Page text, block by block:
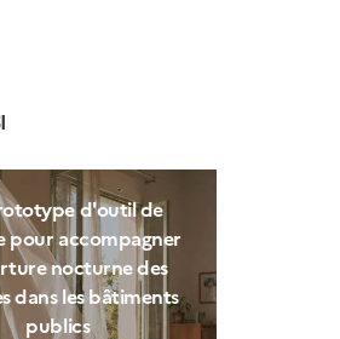
d'outil de
pour accompagner
nocturne des
dans les bâtiments
publics